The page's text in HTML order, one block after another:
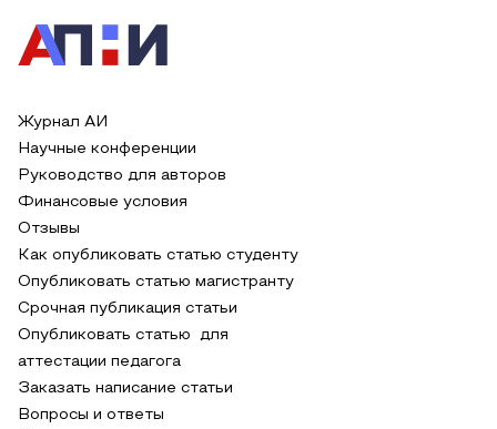
Журнал АИ
Научные конференции
Руководство для авторов
Финансовые условия
Отзывы
Как опубликовать статью студенту
Опубликовать статью магистранту
Срочная публикация статьи
Опубликовать статью для
аттестации педагога
Заказать написание статьи
Вопросы и ответы